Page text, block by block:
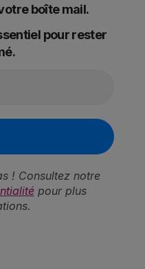
boîte mail.
pour rester
! Consultez notre
pour plus